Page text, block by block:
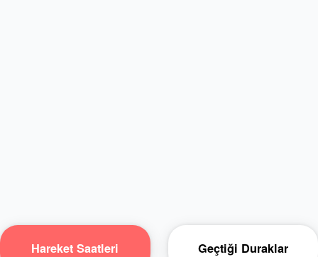
Hareket Saatleri Geçtiği Duraklar